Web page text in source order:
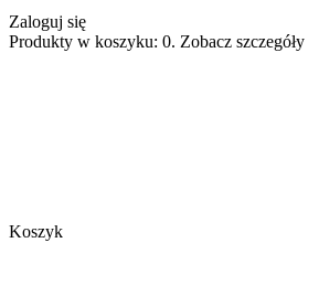
Zaloguj się
Produkty w koszyku: 0. Zobacz szczegóły
Koszyk